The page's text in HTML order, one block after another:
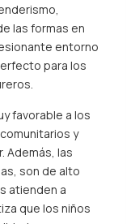
las formas en
entorno
para los
favorable a los
y
Además, las
son de alto
atienden a
que los niños